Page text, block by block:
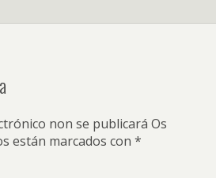
non se publicará Os
están marcados con *